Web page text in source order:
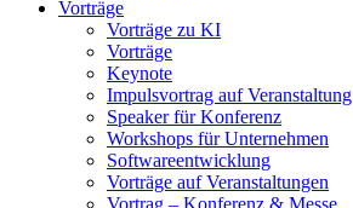
Vorträge
Vorträge zu KI
Vorträge
Keynote
Impulsvortrag auf Veranstaltung
Speaker für Konferenz
Workshops für Unternehmen
Softwareentwicklung
Vorträge auf Veranstaltungen
Vortrag – Konferenz & Messe